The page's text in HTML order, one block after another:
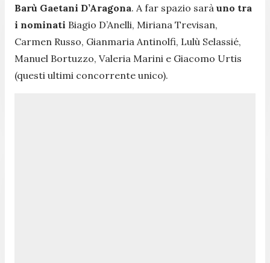
Barù Gaetani D’Aragona. A far spazio sarà uno tra
i nominati Biagio D’Anelli, Miriana Trevisan,
Carmen Russo, Gianmaria Antinolfi, Lulù Selassié,
Manuel Bortuzzo, Valeria Marini e Giacomo Urtis
(questi ultimi concorrente unico).